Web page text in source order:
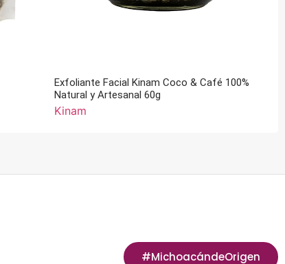
Exfoliante Facial Kinam Coco & Café 100%
Natural y Artesanal 60g
Kinam
#MichoacándeOrigen